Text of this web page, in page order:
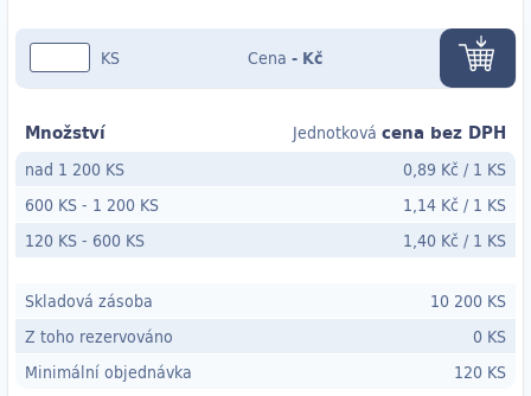
KS Cena - Kč
Množství Jednotková cena bez DPH
nad 1 200 KS 0,89 Kč / 1 KS
600 KS- 1 200 KS 1,14 Kč / 1 KS
120 KS- 600 KS 1,40 Kč / 1 KS
Skladová zásoba
10 200 KS
Z toho rezervováno
0 KS
Minimální objednávka
120 KS